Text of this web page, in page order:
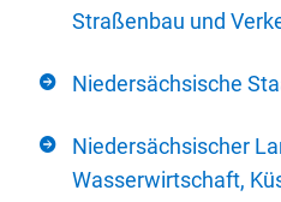
Straßenbau und
Niedersächsische
Niedersächsischer
Wasserwirtschaft,